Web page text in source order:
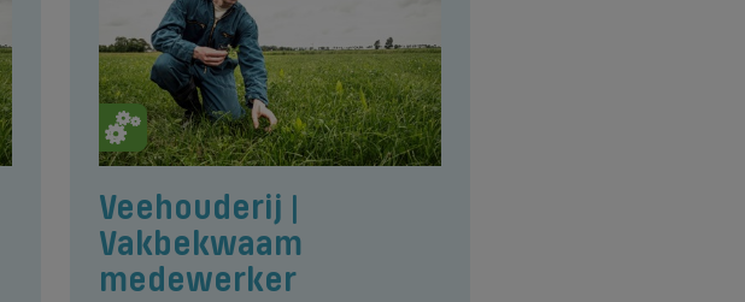
Veehouderij |
Vakbekwaam
medewerker